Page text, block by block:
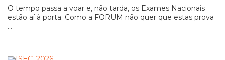
O tempo passa a voar e, não tarda, os Exames Nacionais
estão aí à porta. Como a FORUM não quer que estas prova
...